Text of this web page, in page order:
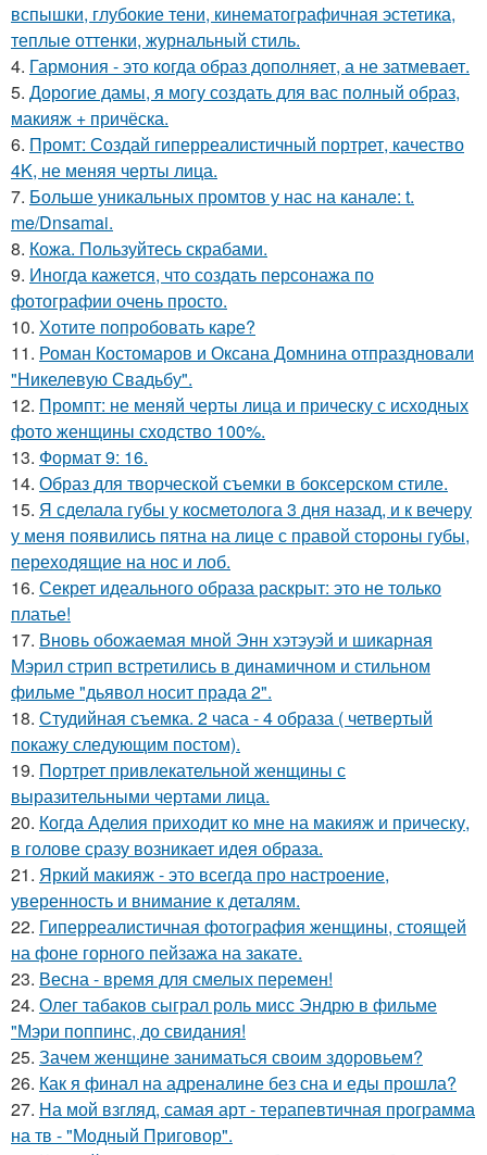
вспышки, глубокие тени, кинематографичная эстетика,
теплые оттенки, журнальный стиль.
4. Гармония - это когда образ дополняет, а не затмевает.
5. Дорогие дамы, я могу создать для вас полный образ,
макияж + причёска.
6. Промт: Создай гиперреалистичный портрет, качество
4K, не меняя черты лица.
7. Больше уникальных промтов у нас на канале: t.
me/Dnsamai.
8. Кожа. Пользуйтесь скрабами.
9. Иногда кажется, что создать персонажа по
фотографии очень просто.
10. Хотите попробовать каре?
11. Роман Костомаров и Оксана Домнина отпраздновали
"Никелевую Свадьбу".
12. Промпт: не меняй черты лица и прическу с исходных
фото женщины сходство 100%.
13. Формат 9: 16.
14. Образ для творческой съемки в боксерском стиле.
15. Я сделала губы у косметолога 3 дня назад, и к вечеру
у меня появились пятна на лице с правой стороны губы,
переходящие на нос и лоб.
16. Секрет идеального образа раскрыт: это не только
платье!
17. Вновь обожаемая мной Энн хэтэуэй и шикарная
Мэрил стрип встретились в динамичном и стильном
фильме "дьявол носит прада 2".
18. Студийная съемка. 2 часа - 4 образа ( четвертый
покажу следующим постом).
19. Портрет привлекательной женщины с
выразительными чертами лица.
20. Когда Аделия приходит ко мне на макияж и прическу,
в голове сразу возникает идея образа.
21. Яркий макияж - это всегда про настроение,
уверенность и внимание к деталям.
22. Гиперреалистичная фотография женщины, стоящей
на фоне горного пейзажа на закате.
23. Весна - время для смелых перемен!
24. Олег табаков сыграл роль мисс Эндрю в фильме
"Мэри поппинс, до свидания!
25. Зачем женщине заниматься своим здоровьем?
26. Как я финал на адреналине без сна и еды прошла?
27. На мой взгляд, самая арт - терапевтичная программа
на тв - "Модный Приговор".